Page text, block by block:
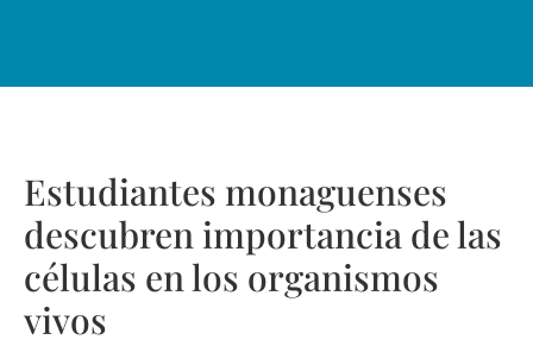
Estudiantes monaguenses
descubren importancia de las
células en los organismos
vivos